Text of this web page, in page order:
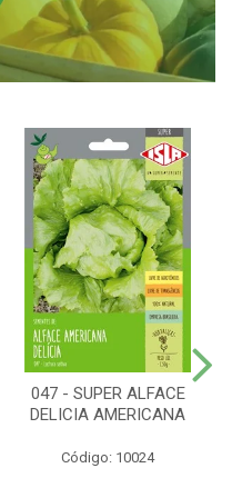
047 - SUPER ALFACE
DELICIA AMERICANA
Código: 10024